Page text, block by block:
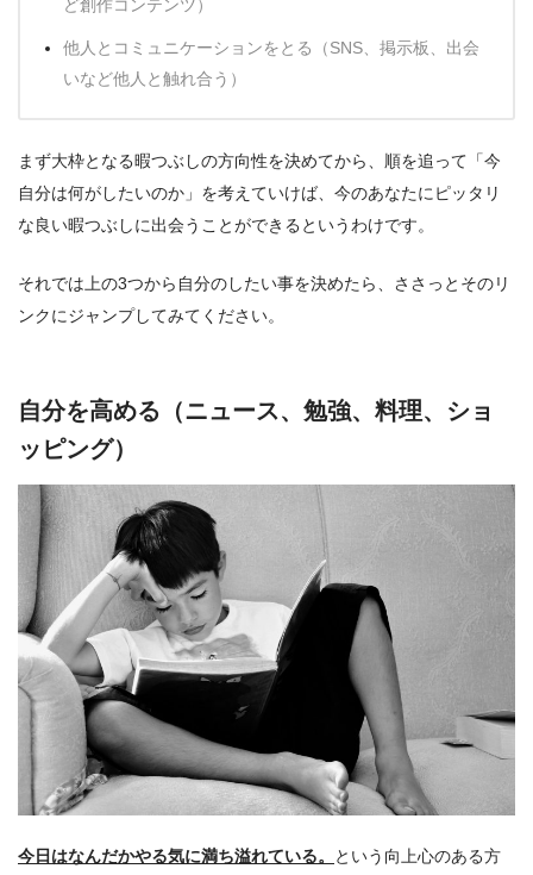
ど創作コンテンツ）
他人とコミュニケーションをとる（SNS、掲示板、出会
いなど他人と触れ合う）
まず大枠となる暇つぶしの方向性を決めてから、順を追って「今
自分は何がしたいのか」を考えていけば、今のあなたにピッタリ
な良い暇つぶしに出会うことができるというわけです。
それでは上の3つから自分のしたい事を決めたら、ささっとそのリ
ンクにジャンプしてみてください。
自分を高める（ニュース、勉強、料理、ショ
ッピング）
今日はなんだかやる気に満ち溢れている。
という向上心のある方